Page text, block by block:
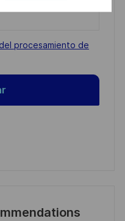
procesamiento de